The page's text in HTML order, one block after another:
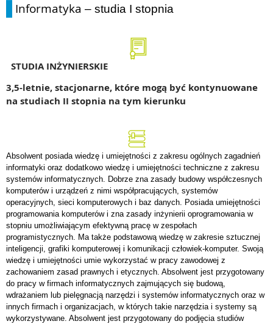
Informatyka – studia I stopnia
STUDIA INŻYNIERSKIE
3,5-letnie, stacjonarne, które mogą być kontynuowane
na studiach II stopnia na tym kierunku
Absolwent posiada wiedzę i umiejętności z zakresu ogólnych zagadnień
informatyki oraz dodatkowo wiedzę i umiejętności techniczne z zakresu
systemów informatycznych. Dobrze zna zasady budowy współczesnych
komputerów i urządzeń z nimi współpracujących, systemów
operacyjnych, sieci komputerowych i baz danych. Posiada umiejętności
programowania komputerów i zna zasady inżynierii oprogramowania w
stopniu umożliwiającym efektywną pracę w zespołach
programistycznych. Ma także podstawową wiedzę w zakresie sztucznej
inteligencji, grafiki komputerowej i komunikacji człowiek-komputer. Swoją
wiedzę i umiejętności umie wykorzystać w pracy zawodowej z
zachowaniem zasad prawnych i etycznych. Absolwent jest przygotowany
do pracy w firmach informatycznych zajmujących się budową,
wdrażaniem lub pielęgnacją narzędzi i systemów informatycznych oraz w
innych firmach i organizacjach, w których takie narzędzia i systemy są
wykorzystywane. Absolwent jest przygotowany do podjęcia studiów